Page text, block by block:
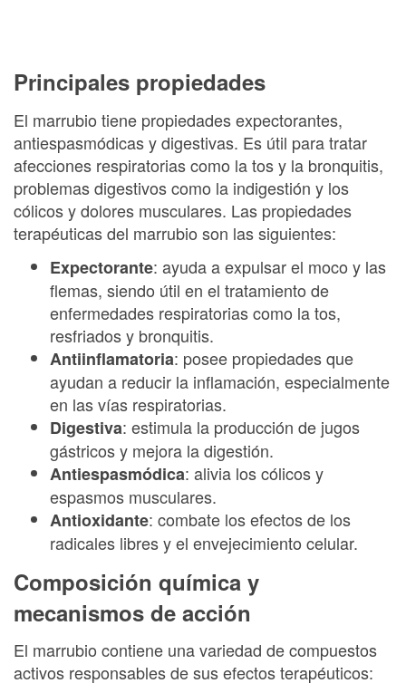
Principales propiedades
El marrubio tiene propiedades expectorantes,
antiespasmódicas y digestivas. Es útil para tratar
afecciones respiratorias como la tos y la bronquitis,
problemas digestivos como la indigestión y los
cólicos y dolores musculares. Las propiedades
terapéuticas del marrubio son las siguientes:
Expectorante: ayuda a expulsar el moco y las
flemas, siendo útil en el tratamiento de
enfermedades respiratorias como la tos,
resfriados y bronquitis.
Antiinflamatoria: posee propiedades que
ayudan a reducir la inflamación, especialmente
en las vías respiratorias.
Digestiva: estimula la producción de jugos
gástricos y mejora la digestión.
Antiespasmódica: alivia los cólicos y
espasmos musculares.
Antioxidante: combate los efectos de los
radicales libres y el envejecimiento celular.
Composición química y
mecanismos de acción
El marrubio contiene una variedad de compuestos
activos responsables de sus efectos terapéuticos: